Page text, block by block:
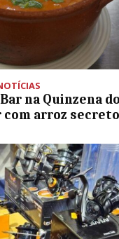
na Quinzena
com arroz secreto